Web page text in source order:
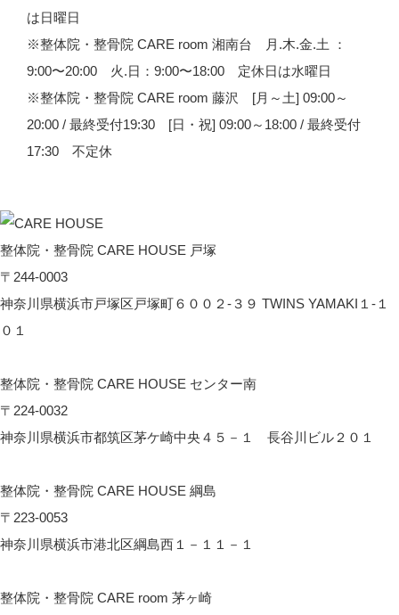
は日曜日
※整体院・整骨院 CARE room 湘南台 月.木.金.土 ：
9:00〜20:00 火.日：9:00〜18:00 定休日は水曜日
※整体院・整骨院 CARE room 藤沢 [月～土] 09:00～
20:00 / 最終受付19:30 [日・祝] 09:00～18:00 / 最終受付
17:30 不定休
整体院・整骨院 CARE HOUSE 戸塚
〒244-0003
神奈川県横浜市戸塚区戸塚町６００２-３９ TWINS YAMAKI１-１
０１
整体院・整骨院 CARE HOUSE センター南
〒224-0032
神奈川県横浜市都筑区茅ケ崎中央４５－１ 長谷川ビル２０１
整体院・整骨院 CARE HOUSE 綱島
〒223-0053
神奈川県横浜市港北区綱島西１－１１－１
整体院・整骨院 CARE room 茅ヶ崎